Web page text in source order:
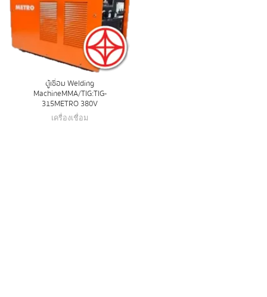
ตู้เชื่อม Welding
Machine MMA/TIG:TIG-
315 METRO 380V
เครื่องเชื่อม